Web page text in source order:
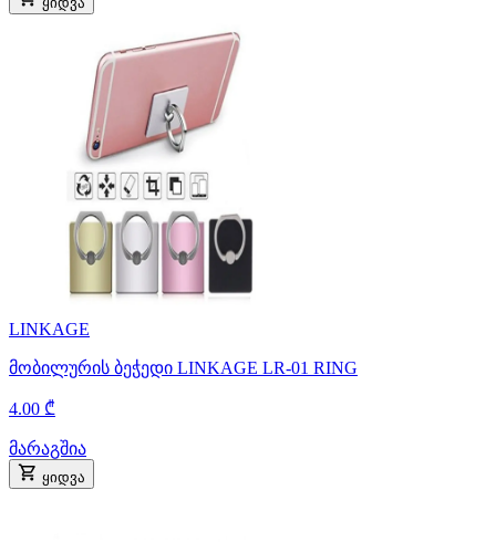
LINKAGE
მობილურის ბეჭედი LINKAGE LR-01 RING
4.00 ₾
მარაგშია
ყიდვა